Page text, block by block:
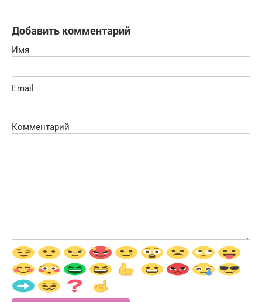
Добавить комментарий
Имя
Email
Комментарий